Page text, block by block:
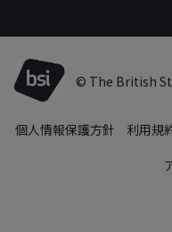
© The British
個人情報保護方針 利用規